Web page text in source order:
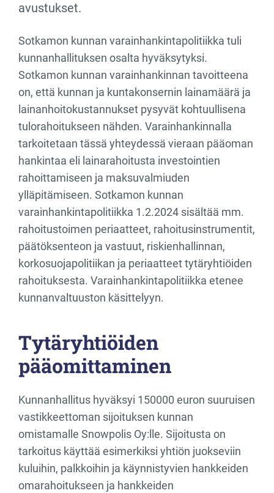
avustukset.
Sotkamon kunnan varainhankintapolitiikka tuli
kunnanhallituksen osalta hyväksytyksi.
Sotkamon kunnan varainhankinnan tavoitteena
on, että kunnan ja kuntakonsernin lainamäärä ja
lainanhoitokustannukset pysyvät kohtuullisena
tulorahoitukseen nähden. Varainhankinnalla
tarkoitetaan tässä yhteydessä vieraan pääoman
hankintaa eli lainarahoitusta investointien
rahoittamiseen ja maksuvalmiuden
ylläpitämiseen. Sotkamon kunnan
varainhankintapolitiikka 1.2.2024 sisältää mm.
rahoitustoimen periaatteet, rahoitusinstrumentit,
päätöksenteon ja vastuut, riskienhallinnan,
korkosuojapolitiikan ja periaatteet tytäryhtiöiden
rahoituksesta. Varainhankintapolitiikka etenee
kunnanvaltuuston käsittelyyn.
Tytäryhtiöiden
pääomittaminen
Kunnanhallitus hyväksyi 150000 euron suuruisen
vastikkeettoman sijoituksen kunnan
omistamalle Snowpolis Oy:lle. Sijoitusta on
tarkoitus käyttää esimerkiksi yhtiön juokseviin
kuluihin, palkkoihin ja käynnistyvien hankkeiden
omarahoitukseen ja hankkeiden